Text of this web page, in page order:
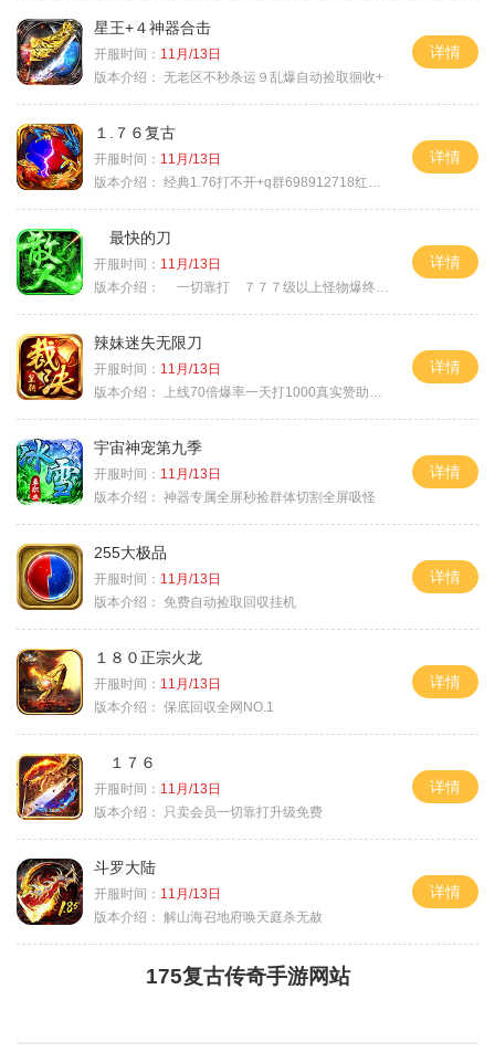
星王+４神器合击
开服时间： 11月/13日
版本介绍： 无老区不秒杀运９乱爆自动捡取徊收+
详情
１.７６复古
开服时间： 11月/13日
版本介绍： 经典1.76打不开+q群698912718红蓝毒符免费
详情
最快的刀
开服时间： 11月/13日
版本介绍：
一切靠打 ７７７级以上怪物爆终极
详情
辣妹迷失无限刀
开服时间： 11月/13日
版本介绍：
上线70倍爆率一天打1000真实赞助一夜终
详情
宇宙神宠第九季
开服时间： 11月/13日
版本介绍： 神器专属全屏秒捡群体切割全屏吸怪
详情
255大极品
开服时间： 11月/13日
版本介绍： 免费自动捡取回収挂机
详情
１８０正宗火龙
开服时间： 11月/13日
版本介绍： 保底回収全网NO.1
详情
１７６
开服时间： 11月/13日
版本介绍：
只卖会员一切靠打升级免费
详情
斗罗大陆
开服时间： 11月/13日
版本介绍： 解山海召地府唤天庭杀无赦
详情
175复古传奇手游网站